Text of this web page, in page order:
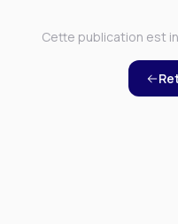
Cette publication est